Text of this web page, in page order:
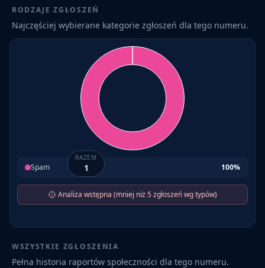
RODZAJE ZGŁOSZEŃ
Najczęściej wybierane kategorie zgłoszeń dla tego numeru.
RAZEM
1
Spam 100%
Analiza wstępna (mniej niż 5 zgłoszeń wg typów)
WSZYSTKIE ZGŁOSZENIA
Pełna historia raportów społeczności dla tego numeru.